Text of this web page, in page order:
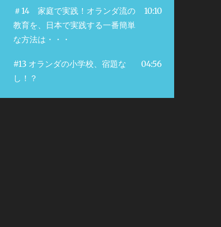
＃14 家庭で実践！オランダ流の
教育を、日本で実践する一番簡単
な方法は・・・
10:10
#13 オランダの小学校、宿題な
し！？
04:56